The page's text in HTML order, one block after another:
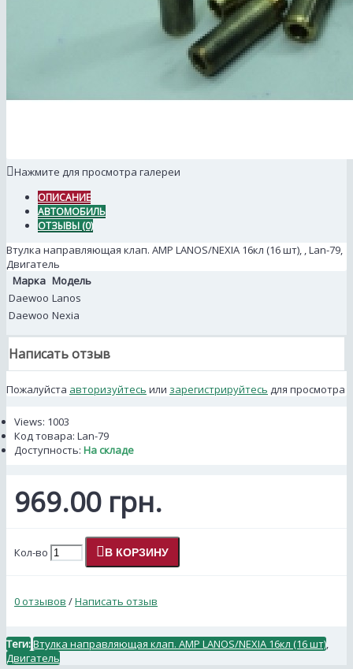
Нажмите для просмотра галереи
ОПИСАНИЕ
АВТОМОБИЛЬ
ОТЗЫВЫ (0)
Втулка направляющая клап. AMP LANOS/NEXIA 16кл (16 шт), , Lan-79,
Двигатель
Марка Модель
Daewoo Lanos
Daewoo Nexia
Написать отзыв
Пожалуйста авторизуйтесь или зарегистрируйтесь для просмотра
Views: 1003
Код товара: Lan-79
Доступность: На складе
969.00 грн.
Кол-во В КОРЗИНУ
0 отзывов /Написать отзыв
Теги:Втулка направляющая клап. AMP LANOS/NEXIA 16кл (16 шт)
Двигатель